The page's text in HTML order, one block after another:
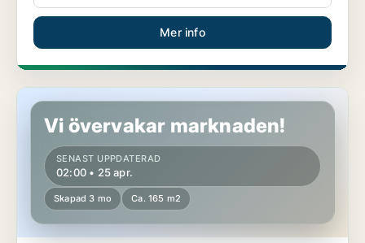
Mer info
Kontor i Leksand, Insjön
Vi övervakar marknaden!
SENAST UPPDATERAD
02:00 • 25 apr.
Skapad 3 mo Ca. 165 m2